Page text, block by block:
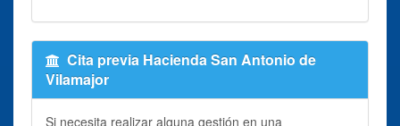
Cita previa Hacienda San Antonio de
Vilamajor
Si necesita realizar alguna gestión en una